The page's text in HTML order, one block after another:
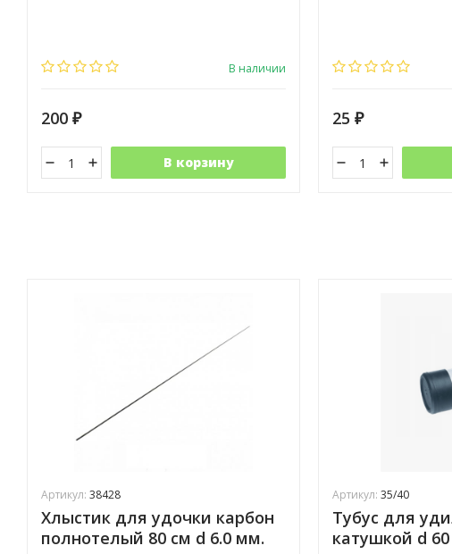
В наличии
200 ₽
В корзину
25 ₽
Артикул: 38428
Хлыстик для удочки карбон
полнотелый 80 см d 6.0 мм.
Артикул: 35/40
Тубус для
катушкой d